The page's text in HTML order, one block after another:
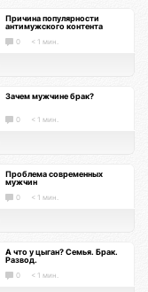
Причина популярности
антимужского контента
0 < 1 мин.
Зачем мужчине брак?
0 < 1 мин.
Проблема современных
мужчин
0 < 1 мин.
А что у цыган? Семья. Брак.
Развод.
0 < 1 мин.